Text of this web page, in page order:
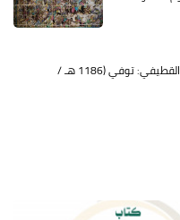
168 ــ حسين آل عمران القطيفي: توفي (1186 هـ /